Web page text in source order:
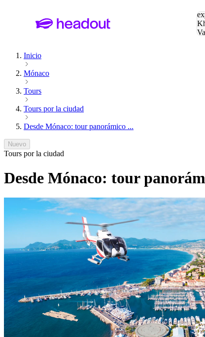
Inicio
Mónaco
Tours
Tours por la ciudad
Desde Mónaco: tour panorámico ...
Nuevo
Tours por la ciudad
Desde Mónaco: tour